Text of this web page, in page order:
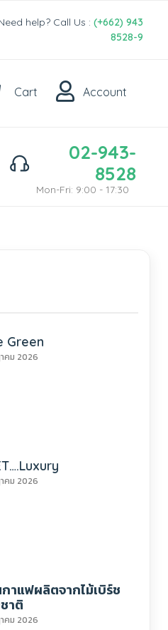
help? Call Us : (+662) 943
8528-9
Cart Account
02-943-
8528
Mon-Fri: 9:00 - 17:30
Green
คม 2026
คม 2026
าแฟผลิตจากไม้เบิร์ช
าติ
คม 2026